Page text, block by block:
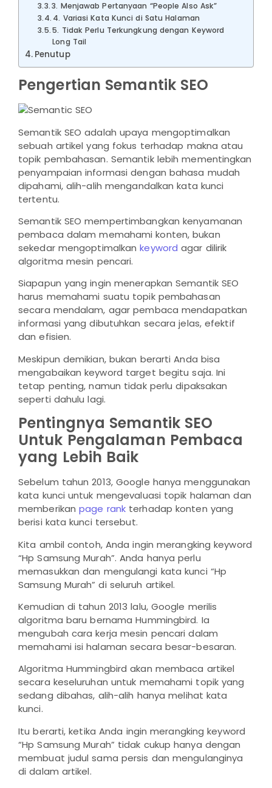
3. Menjawab Pertanyaan “People Also Ask”
4. Variasi Kata Kunci di Satu Halaman
5. Tidak Perlu Terkungkung dengan Keyword
Long Tail
Penutup
Pengertian Semantik SEO
Semantik SEO adalah upaya mengoptimalkan
sebuah artikel yang fokus terhadap makna atau
topik pembahasan. Semantik lebih mementingkan
penyampaian informasi dengan bahasa mudah
dipahami, alih-alih mengandalkan kata kunci
tertentu.
Semantik SEO mempertimbangkan kenyamanan
pembaca dalam memahami konten, bukan
sekedar mengoptimalkankeyword agar dilirik
algoritma mesin pencari.
Siapapun yang ingin menerapkan Semantik SEO
harus memahami suatu topik pembahasan
secara mendalam, agar pembaca mendapatkan
informasi yang dibutuhkan secara jelas, efektif
dan efisien.
Meskipun demikian, bukan berarti Anda bisa
mengabaikan keyword target begitu saja. Ini
tetap penting, namun tidak perlu dipaksakan
seperti dahulu lagi.
Pentingnya Semantik SEO
Untuk Pengalaman Pembaca
yang Lebih Baik
Sebelum tahun 2013, Google hanya menggunakan
kata kunci untuk mengevaluasi topik halaman dan
memberikanpage rank terhadap konten yang
berisi kata kunci tersebut.
Kita ambil contoh, Anda ingin merangking keyword
“Hp Samsung Murah”. Anda hanya perlu
memasukkan dan mengulangi kata kunci “Hp
Samsung Murah” di seluruh artikel.
Kemudian di tahun 2013 lalu, Google merilis
algoritma baru bernama Hummingbird. Ia
mengubah cara kerja mesin pencari dalam
memahami isi halaman secara besar-besaran.
Algoritma Hummingbird akan membaca artikel
secara keseluruhan untuk memahami topik yang
sedang dibahas, alih-alih hanya melihat kata
kunci.
Itu berarti, ketika Anda ingin merangking keyword
“Hp Samsung Murah” tidak cukup hanya dengan
membuat judul sama persis dan mengulanginya
di dalam artikel.